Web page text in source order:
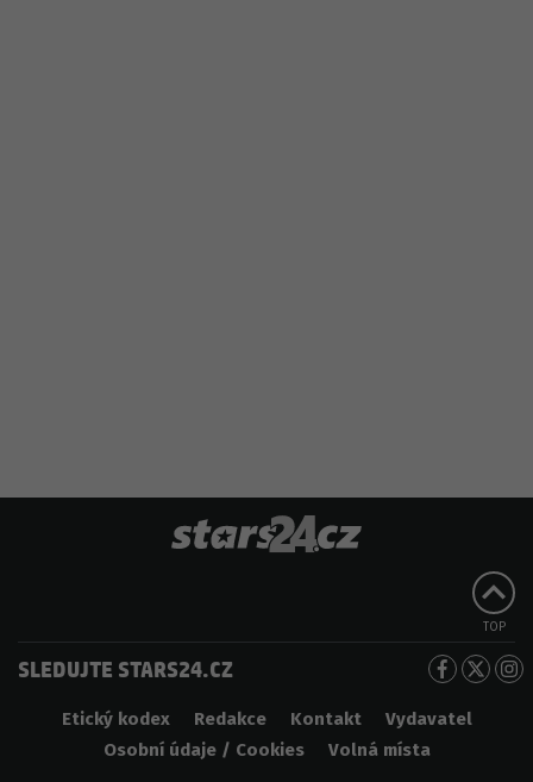
TOP
SLEDUJTE STARS24.CZ
Etický kodex Redakce Kontakt
Vydavatel
Osobní údaje / Cookies
Volná místa